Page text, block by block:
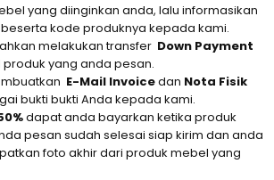
yang diinginkan anda, lalu informasikan
kode produknya kepada kami.
melakukan transfer Down Payment
yang anda pesan.
E-Mail Invoicedan Nota Fisik
bukti bukti Anda kepada kami.
dapat anda bayarkan ketika produk
pesan sudah selesai siap kirim dan anda
foto akhir dari produk mebel yang